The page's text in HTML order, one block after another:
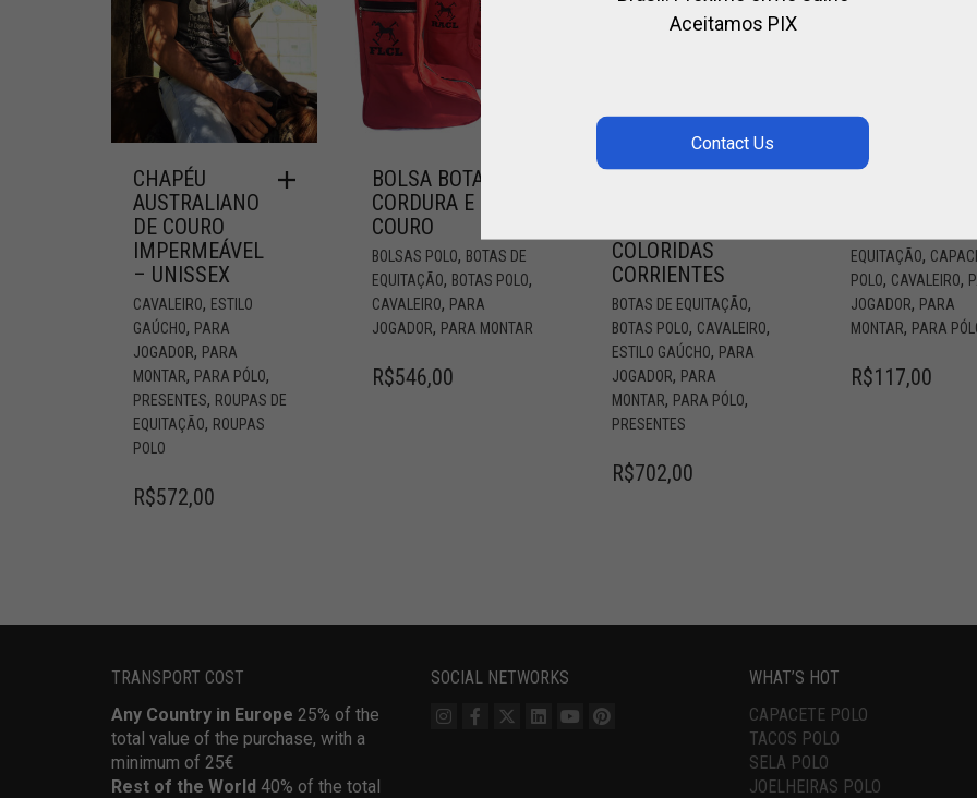
CHAPÉU
AUSTRALIANO
DE COURO
IMPERMEÁVEL
– UNISSEX
CAVALEIRO, ESTILO
GAÚCHO, PARA
JOGADOR, PARA
MONTAR, PARA PÓLO,
PRESENTES, ROUPAS DE
EQUITAÇÃO, ROUPAS
POLO
R$572,00
BOLSA BOTA
CORDURA E
COURO
BOLSAS POLO, BOTAS DE
EQUITAÇÃO, BOTAS POLO,
CAVALEIRO, PARA
JOGADOR, PARA MONTAR
R$546,00
PERNEIRADE
COLORIDAS
CORRIENTES
BOTAS DE EQUITAÇÃO,
BOTAS POLO, CAVALEIRO,
ESTILO GAÚCHO, PARA
JOGADOR, PARA
MONTAR, PARA PÓLO,
PRESENTES
R$702,00
FAIXA DE
EQUITAÇÃO,
POLO, CAVALEIRO,
JOGADOR, PARA
MONTAR, PARA
R$117,00
TRANSPORT COST
Any Country in Europe 25% of the
total value of the purchase, with a
minimum of 25€
Rest of the World 40% of the total
SOCIAL NETWORKS
WHAT’S HOT
CAPACETE POLO
TACOS POLO
SELA POLO
JOELHEIRAS POLO
Aceitamos PIX